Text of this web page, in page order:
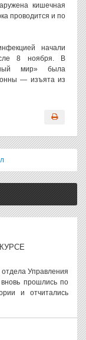
кишечная
проводится и по
начали
8 ноября. В
мир» была
— изъята из
Управления
прошлись по
и отчитались